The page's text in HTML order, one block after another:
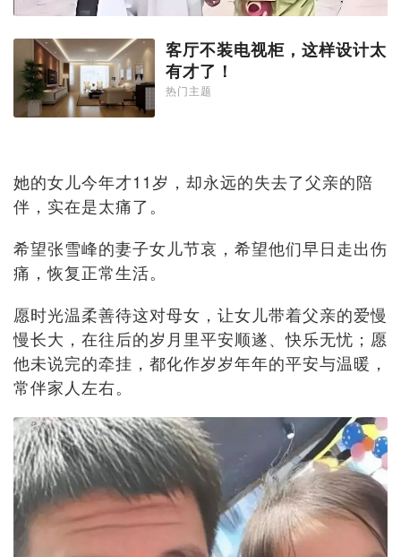
客厅不装电视柜，这样设计太
有才了！
热门主题
她的女儿今年才11岁，却永远的失去了父亲的陪
伴，实在是太痛了。
希望张雪峰的妻子女儿节哀，希望他们早日走出伤
痛，恢复正常生活。
愿时光温柔善待这对母女，让女儿带着父亲的爱慢
慢长大，在往后的岁月里平安顺遂、快乐无忧；愿
他未说完的牵挂，都化作岁岁年年的平安与温暖，
常伴家人左右。